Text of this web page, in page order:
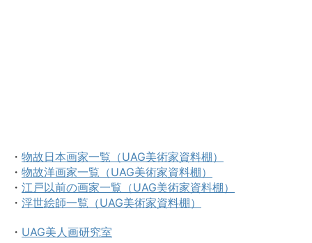
・ 物故日本画家一覧（UAG美術家資料棚）
・ 物故洋画家一覧（UAG美術家資料棚）
・ 江戸以前の画家一覧（UAG美術家資料棚）
・ 浮世絵師一覧（UAG美術家資料棚）
・ UAG美人画研究室